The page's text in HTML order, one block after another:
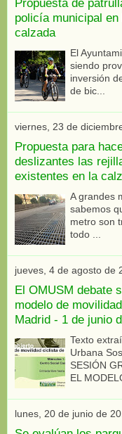
Propuesta de
policía municipal
calzada
El
siendo
inversión
de bic...
viernes, 23 de
Propuesta para
deslizantes las
existentes en la
A grandes
sabemos
metro son
todo ...
jueves, 4 de agosto de
El OMUSM debate
modelo de
Madrid - 1 de junio
Texto
Urbana
SESIÓN
EL
lunes, 20 de junio de